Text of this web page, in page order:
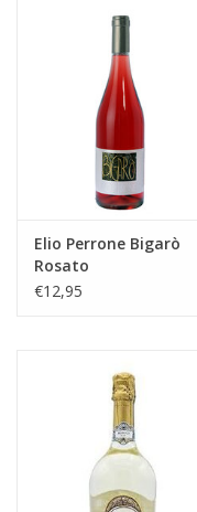
Elio Perrone Bigarò
Rosato
€12,95